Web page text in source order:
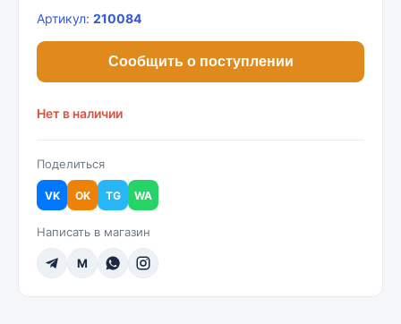
Артикул: 210084
Сообщить о поступлении
Нет в наличии
Поделиться
VK OK TG WA
Написать в магазин
M